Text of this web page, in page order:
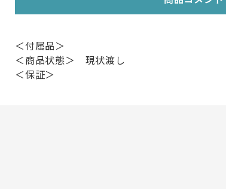
＜付属品＞
＜商品状態＞ 現状渡し
＜保証＞